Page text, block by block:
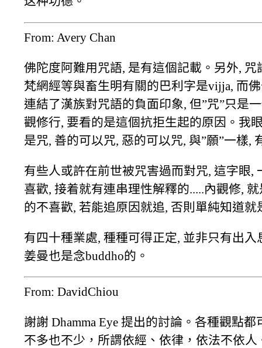
From: Avery Chan
佛陀度阿難用咒語, 是有這個記載。另外,
梵網經等與畜生明有關的巴利字是vijja, 而佛
連結了漢族對咒語的負面印象, 但”咒”只是
觀修行, 要看的是這個抗拒生起的原因。我
是咒, 善的可以咒, 惡的可以咒, 與”願”一樣,
有些人或許在前世被咒害過而對咒, 這字眼
喜歡, 接着就有連串理性解釋的.....內觀修,
的不喜歡, 若能追原因就追, 否則單純知道就
有四十種業處, 種種可得正定, 並非只有出
姜曼也是念buddho的。
From: DavidChiou
謝謝 Dhamma Eye 提出的討論。各種觀點
不多也不少，所謂依經、依律，依法不依人